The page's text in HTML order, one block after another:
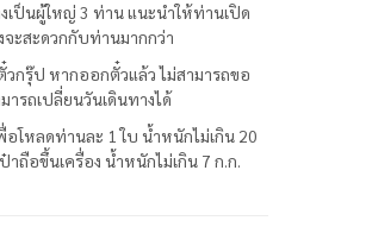
เป็นผู้ใหญ่ 3 ท่าน แนะนำให้ท่านเปิด
ะสะดวกกับท่านมากกว่า
วกรุ๊ป หากออกตั๋วแล้ว ไม่สามารถขอ
ารถเปลี่ยนวันเดินทางได้
อโหลดท่านละ 1 ใบ น้ำหนักไม่เกิน 20
าถือขึ้นเครื่อง น้ำหนักไม่เกิน 7 ก.ก.